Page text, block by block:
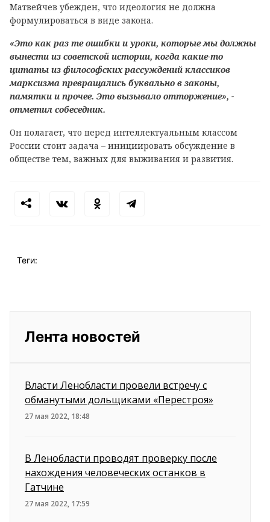
Матвейчев убежден, что идеология не должна
формулироваться в виде закона.
«Это как раз те ошибки и уроки, которые мы должны
вынести из советской истории, когда какие-то
цитаты из философских рассуждений классиков
марксизма превращались буквально в законы,
памятки и прочее. Это вызывало отторжение», -
отметил собеседник.
Он полагает, что перед интеллектуальным классом
России стоит задача – инициировать обсуждение в
обществе тем, важных для выживания и развития.
Теги:
Лента новостей
Власти Ленобласти провели встречу с
обманутыми дольщиками «Перестроя»
27 мая 2022, 18:48
В Ленобласти проводят проверку после
нахождения человеческих останков в
Гатчине
27 мая 2022, 17:59